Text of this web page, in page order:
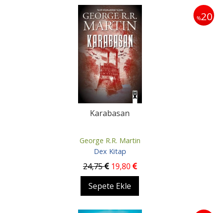
%20
Karabasan
George R.R. Martin
Dex Kitap
24,75 19,80
Sepete Ekle